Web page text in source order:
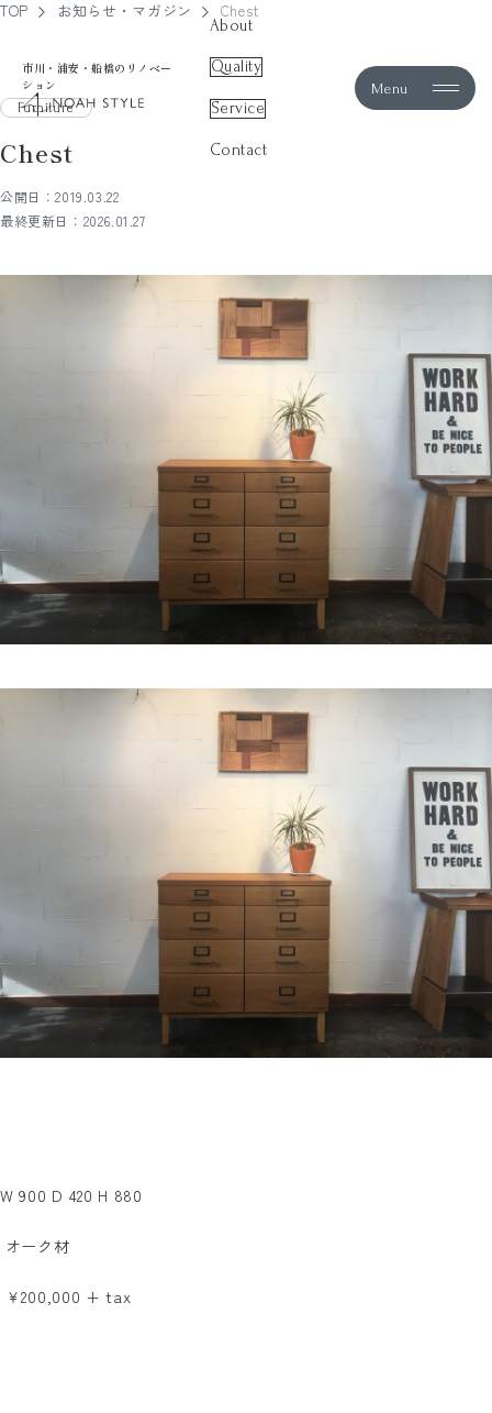
市川・浦安・船橋のリノベー
ション
noah style
About
Quality
Service
Contact
Menu
TOP お知らせ・マガジン Chest
Furniture
Chest
公開日：2019.03.22
最終更新日：2026.01.27
W 900 D 420 H 880
オーク材
￥200,000 + tax